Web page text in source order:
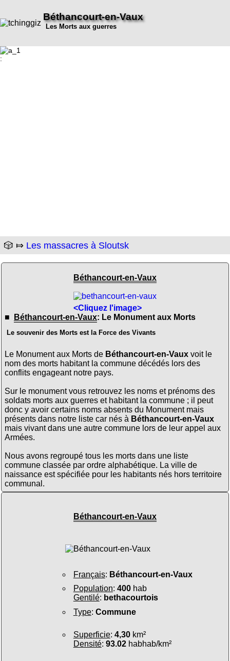
Béthancourt-en-Vaux
Les Morts aux guerres
:
🎲 ⤇ Les massacres à Sloutsk
Béthancourt-en-Vaux
<Cliquez l'image>
■
Béthancourt-en-Vaux: Le Monument aux Morts
Le souvenir des Morts est la Force des Vivants
Le Monument aux Morts de Béthancourt-en-Vauxvoit le
nom des morts habitant la commune décédés lors des
conflits engageant notre pays.
Sur le monument vous retrouvez les noms et prénoms des
soldats morts aux guerres et habitant la commune ; il peut
donc y avoir certains noms absents du Monument mais
présents dans notre liste car nés à Béthancourt-en-Vaux
mais vivant dans une autre commune lors de leur appel aux
Armées.
Nous avons regroupé tous les morts dans une liste
commune classée par ordre alphabétique. La ville de
naissance est spécifiée pour les habitants nés hors territoire
communal.
Béthancourt-en-Vaux
Français: Béthancourt-en-Vaux
Population: 400hab
Gentilé: bethacourtois
Type: Commune
Superficie: 4,30km²
Densité: 93.02habhab/km²